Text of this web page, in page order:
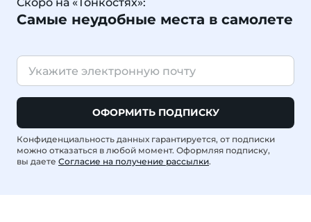
Самые неудобные места в самолете
ОФОРМИТЬ ПОДПИСКУ
Конфиденциальность данных гарантируется, от подписки
можно отказаться в любой момент. Оформляя подписку,
вы даете Согласие на получение рассылки.